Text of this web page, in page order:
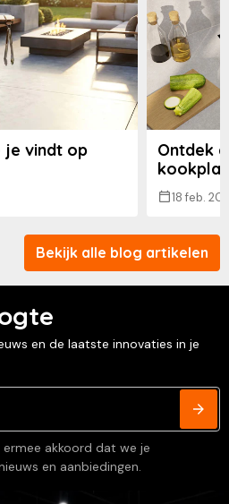
je vindt op
Ontdek
18 feb.
Bekijk alle blog artikelen
en de laatste innovaties in je
akkoord dat we je
en aanbiedingen.